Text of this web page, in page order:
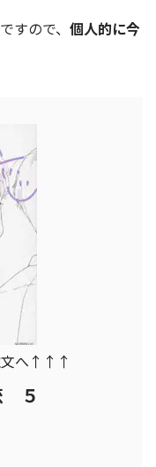
すので、 個人的に今
文へ↑↑↑
５